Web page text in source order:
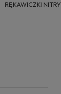
RĘKAWICZKI